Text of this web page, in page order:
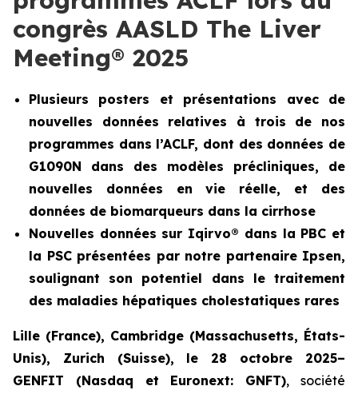
congrès AASLD The Liver
Meeting® 2025
Plusieurs posters et présentations avec de
nouvelles données relatives à trois de nos
programmes dans l’ACLF, dont des données de
G1090N dans des modèles précliniques, de
nouvelles données en vie réelle, et des
données de biomarqueurs dans la cirrhose
Nouvelles données sur Iqirvo® dans la PBC et
la PSC présentées par notre partenaire Ipsen,
soulignant son potentiel dans le traitement
des maladies hépatiques cholestatiques rares
Lille (France), Cambridge (Massachusetts, États-
Unis), Zurich (Suisse), le 28 octobre 2025–
GENFIT (Nasdaq et Euronext: GNFT), société